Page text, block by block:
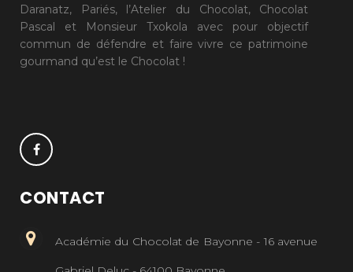
Daranatz, Pariés, l’Atelier du Chocolat, Chocolat
Pascal et Monsieur Txokola avec pour objectif
commun de défendre et faire vivre ce patrimoine
gourmand qu’est le Chocolat !
CONTACT
Académie du Chocolat de Bayonne - 16 avenue